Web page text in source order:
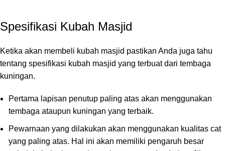
Spesifikasi Kubah Masjid
Ketika akan membeli kubah masjid pastikan Anda juga tahu
tentang spesifikasi kubah masjid yang terbuat dari tembaga
kuningan.
Pertama lapisan penutup paling atas akan menggunakan
tembaga ataupun kuningan yang terbaik.
Pewarnaan yang dilakukan akan menggunakan kualitas cat
yang paling atas. Hal ini akan memiliki pengaruh besar